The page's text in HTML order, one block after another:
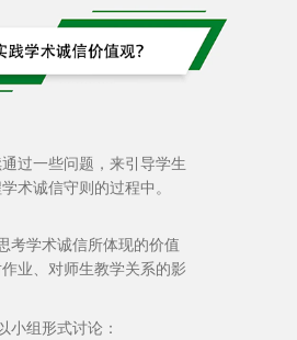
过一些问题，来引导学生
术诚信守则的过程中。
考学术诚信所体现的价值
业、对师生教学关系的影
小组形式讨论：